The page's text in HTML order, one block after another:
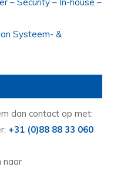
Systeem- &
dan contact op met:
+31 (0)88 88 33 060
naar